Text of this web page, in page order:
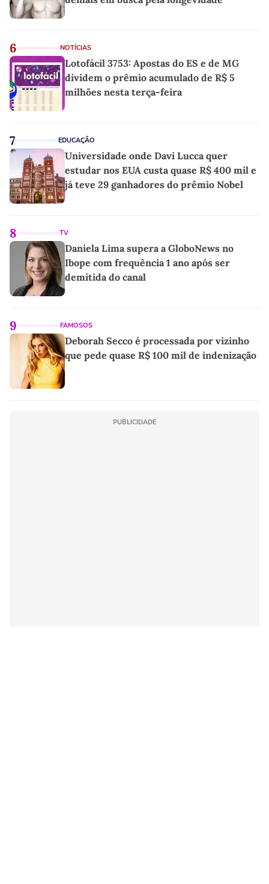
6 NOTÍCIAS
Lotofácil 3753: Apostas do ES e de MG
dividem o prêmio acumulado de R$ 5
milhões nesta terça-feira
7 EDUCAÇÃO
Universidade onde Davi Lucca quer
estudar nos EUA custa quase R$ 400 mil e
já teve 29 ganhadores do prêmio Nobel
8 TV
Daniela Lima supera a GloboNews no
Ibope com frequência 1 ano após ser
demitida do canal
9 FAMOSOS
Deborah Secco é processada por vizinho
que pede quase R$ 100 mil de indenização
PUBLICIDADE